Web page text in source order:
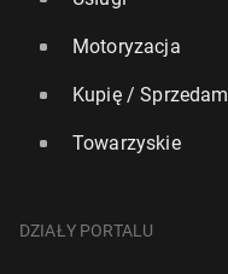
Motoryzacja
Kupię / Sprzedam
Towarzyskie
DZIAŁY PORTALU